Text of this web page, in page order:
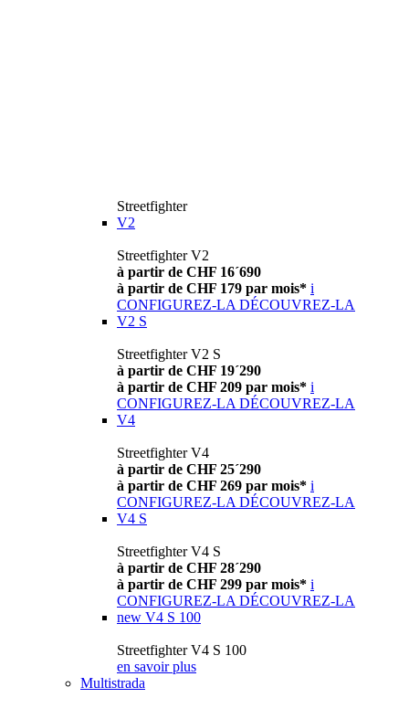
Streetfighter
V2
Streetfighter V2
à partir de CHF 16´690
à partir de CHF 179 par mois* i
CONFIGUREZ-LA DÉCOUVREZ-LA
V2 S
Streetfighter V2 S
à partir de CHF 19´290
à partir de CHF 209 par mois* i
CONFIGUREZ-LA DÉCOUVREZ-LA
V4
Streetfighter V4
à partir de CHF 25´290
à partir de CHF 269 par mois* i
CONFIGUREZ-LA DÉCOUVREZ-LA
V4 S
Streetfighter V4 S
à partir de CHF 28´290
à partir de CHF 299 par mois* i
CONFIGUREZ-LA DÉCOUVREZ-LA
new V4 S 100
Streetfighter V4 S 100
en savoir plus
Multistrada